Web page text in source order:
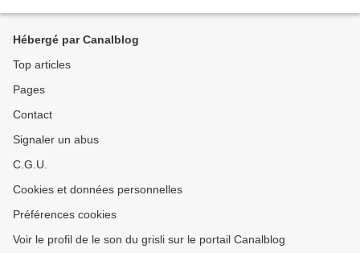
Hébergé par Canalblog
Top articles
Pages
Contact
Signaler un abus
C.G.U.
Cookies et données personnelles
Préférences cookies
Voir le profil de le son du grisli sur le portail Canalblog